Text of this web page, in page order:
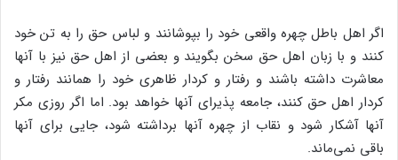
اگر اهل باطل چهره واقعى خود را بپوشانند و لباس حق را به تن خود
کنند و با زبان اهل حق سخن بگویند و بعضى از اهل حق نیز با آنها
معاشرت داشته باشند و رفتار و کردار ظاهرى خود را همانند رفتار و
کردار اهل حق کنند، جامعه پذیراى آنها خواهد بود. اما اگر روزى مکر
آنها آشکار شود و نقاب از چهره آنها برداشته شود، جایى براى آنها
باقى نمى‌‌ماند.